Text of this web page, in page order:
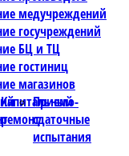
медучреждений
госучреждений
БЦ и ТЦ
гостиниц
магазинов
Капитальный
ремонт
Приемо-
сдаточные
испытания